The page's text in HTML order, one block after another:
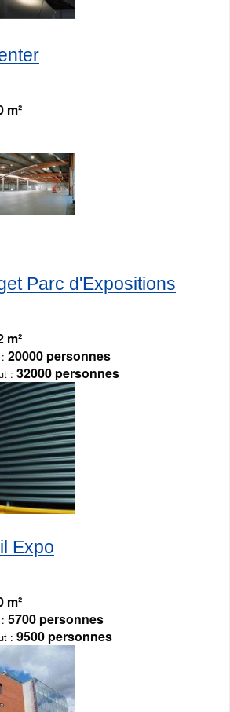
m²
Parc d'Expositions
m²
20000 personnes
32000 personnes
Expo
m²
5700 personnes
9500 personnes